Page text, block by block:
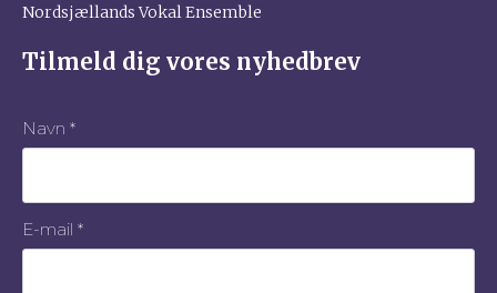
Nordsjællands Vokal Ensemble
Tilmeld dig vores nyhedbrev
Navn *
E-mail *